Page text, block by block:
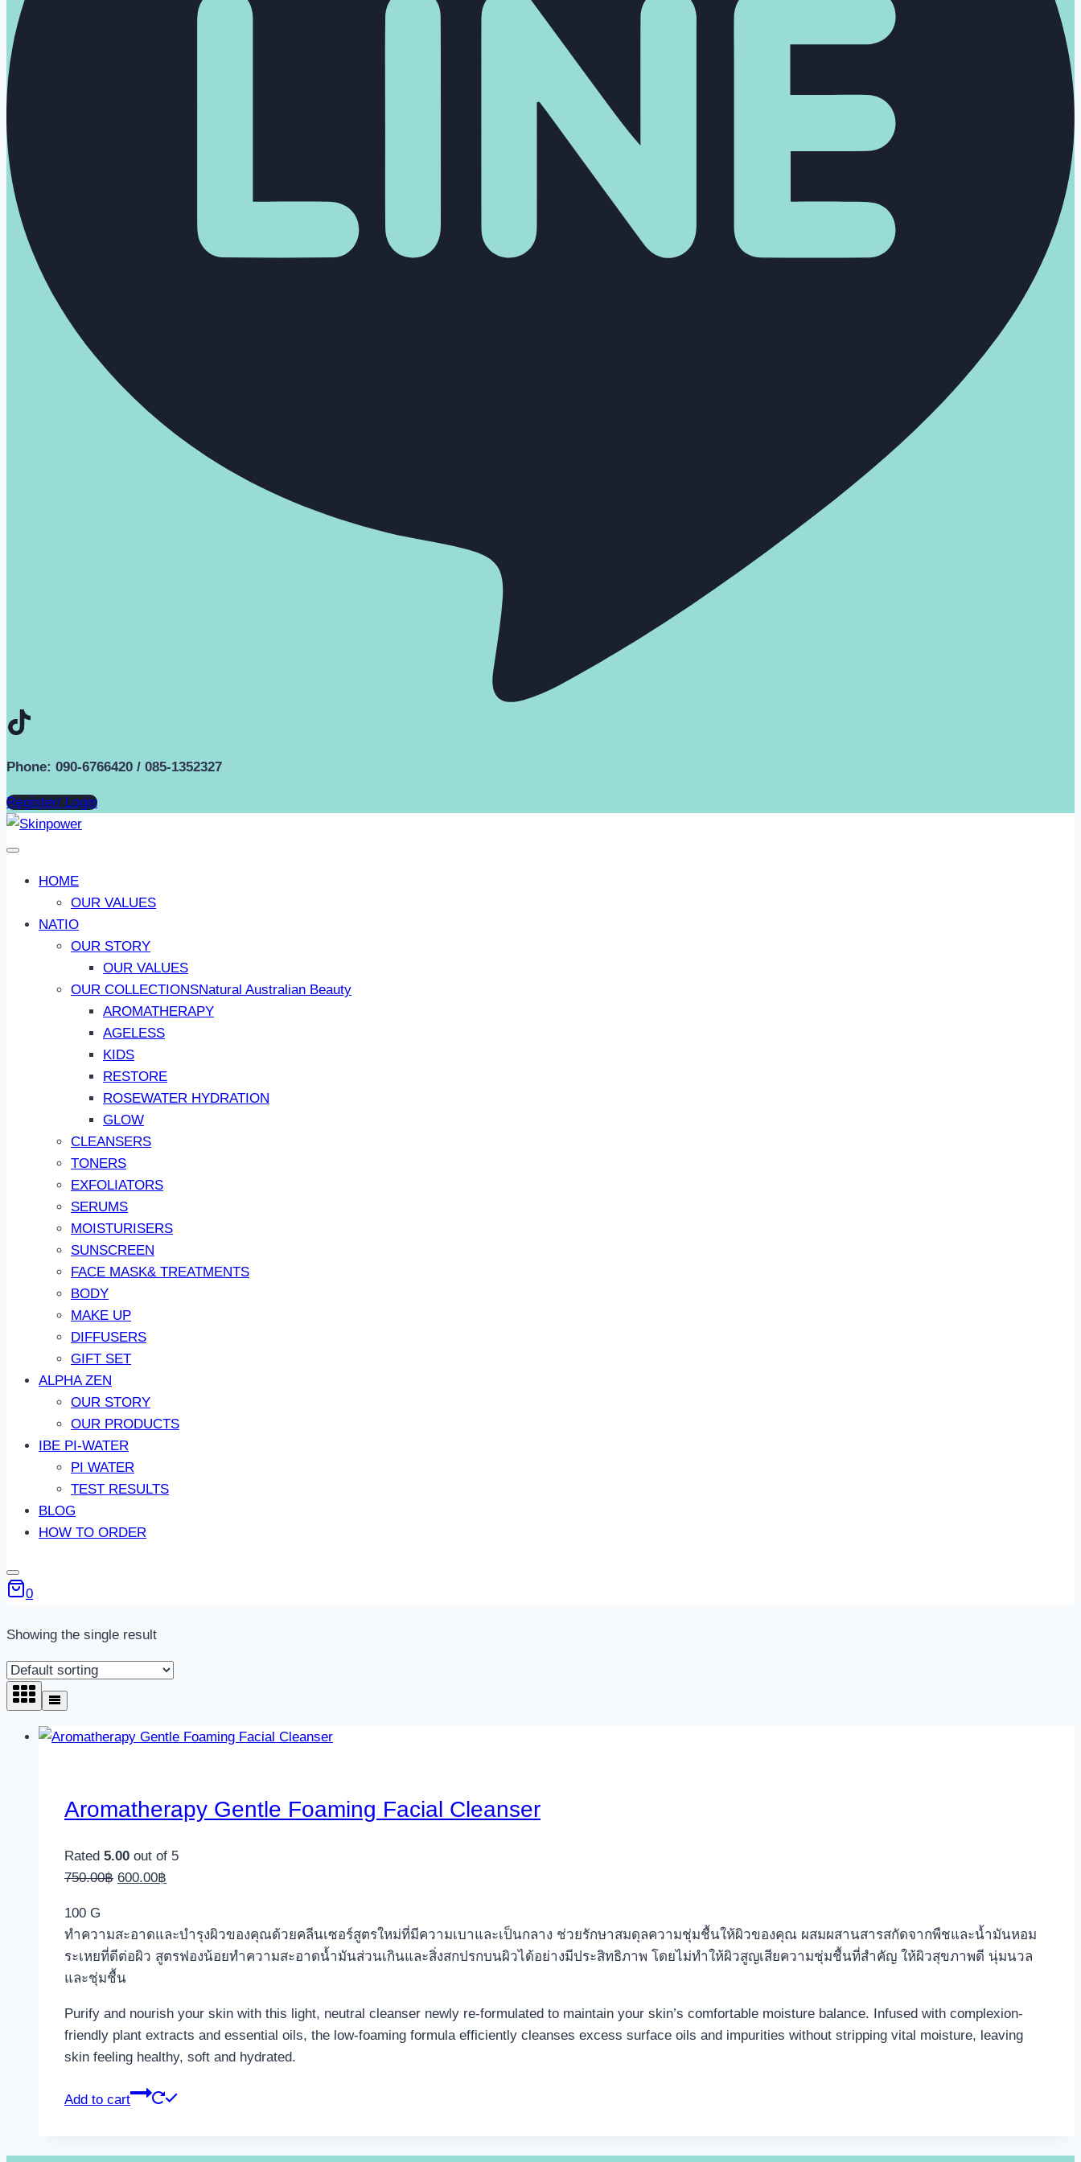
Phone: 090-6766420 / 085-1352327
Register/ Login
HOME
OUR VALUES
NATIO
OUR STORY
OUR VALUES
OUR COLLECTIONSNatural Australian Beauty
AROMATHERAPY
AGELESS
KIDS
RESTORE
ROSEWATER HYDRATION
GLOW
CLEANSERS
TONERS
EXFOLIATORS
SERUMS
MOISTURISERS
SUNSCREEN
FACE MASK& TREATMENTS
BODY
MAKE UP
DIFFUSERS
GIFT SET
ALPHA ZEN
OUR STORY
OUR PRODUCTS
IBE PI-WATER
PI WATER
TEST RESULTS
BLOG
HOW TO ORDER
0
Showing the single result
Aromatherapy Gentle Foaming Facial Cleanser
Rated 5.00 out of 5
750.00฿ Original
750.00฿.
600.00฿
600.00฿.
100 G
ทำความสะอาดและบำรุงผิวของคุณด้วยคลีนเซอร์สูตรใหม่ที่มีความเบาและเป็นกลาง ช่วยรักษาสมดุลความชุ่มชื้นให้ผิวของคุณ ผสมผสานสารสกัดจากพืชและน้ำมันหอม
ระเหยที่ดีต่อผิว สูตรฟองน้อยทำความสะอาดน้ำมันส่วนเกินและสิ่งสกปรกบนผิวได้อย่างมีประสิทธิภาพ โดยไม่ทำให้ผิวสูญเสียความชุ่มชื้นที่สำคัญ ให้ผิวสุขภาพดี นุ่มนวล
และชุ่มชื้น
Purify and nourish your skin with this light, neutral cleanser newly re-formulated to maintain your skin’s comfortable moisture balance. Infused with complexion-
friendly plant extracts and essential oils, the low-foaming formula efficiently cleanses excess surface oils and impurities without stripping vital moisture, leaving
skin feeling healthy, soft and hydrated.
Add to cart